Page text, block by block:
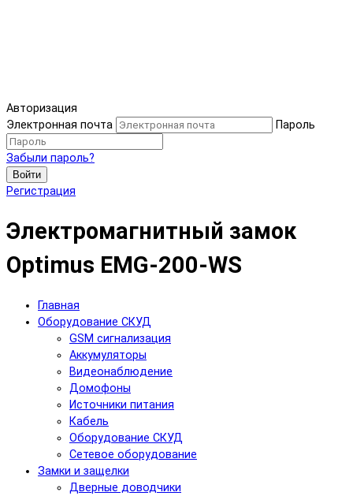
Авторизация
Электронная почта
Пароль
Забыли пароль?
Войти
Регистрация
Электромагнитный замок
Optimus EMG-200-WS
Главная
Оборудование СКУД
GSM сигнализация
Аккумуляторы
Видеонаблюдение
Домофоны
Источники питания
Кабель
Оборудование СКУД
Сетевое оборудование
Замки и защелки
Дверные доводчики